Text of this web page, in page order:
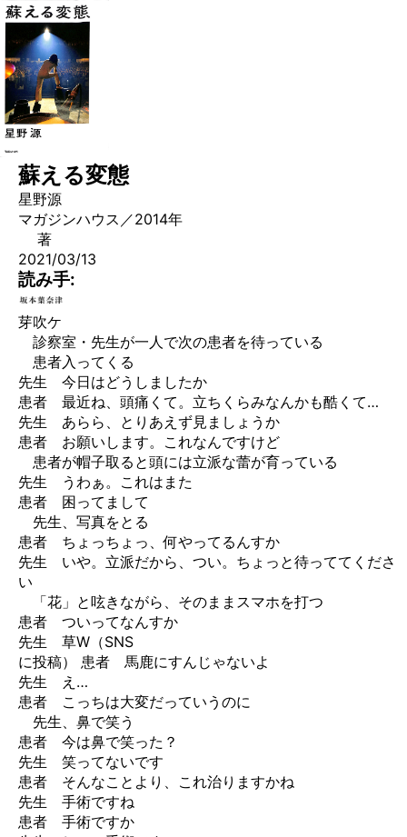
蘇える変態
星野源
マガジンハウス／2014年
著
2021/03/13
読み手:
芽吹ケ
診察室・先生が一人で次の患者を待っている
患者入ってくる
先生 今日はどうしましたか
患者 最近ね、頭痛くて。立ちくらみなんかも酷くて…
先生 あらら、とりあえず見ましょうか
患者 お願いします。これなんですけど
患者が帽子取ると頭には立派な蕾が育っている
先生 うわぁ。これはまた
患者 困ってまして
先生、写真をとる
患者 ちょっちょっ、何やってるんすか
先生 いや。立派だから、つい。ちょっと待っててくださ
い
「花」と呟きながら、そのままスマホを打つ
患者 ついってなんすか
先生 草W（SNS
に投稿） 患者 馬鹿にすんじゃないよ
先生 え…
患者 こっちは大変だっていうのに
先生、鼻で笑う
患者 今は鼻で笑った？
先生 笑ってないです
患者 そんなことより、これ治りますかね
先生 手術ですね
患者 手術ですか